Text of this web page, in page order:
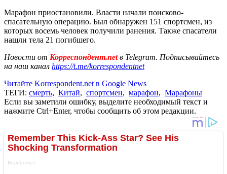
Марафон приостановили. Власти начали поисково-
спасательную операцию. Был обнаружен 151 спортсмен, из
которых восемь человек получили ранения. Также спасатели
нашли тела 21 погибшего.
Новости от Корреспондент.netв Telegram. Подписывайтесь
на наш канал https://t.me/korrespondentnet
Читайте Korrespondent.net в Google News
ТЕГИ: смерть, Китай, спортсмен, марафон, Марафоны
Если вы заметили ошибку, выделите необходимый текст и
нажмите Ctrl+Enter, чтобы сообщить об этом редакции.